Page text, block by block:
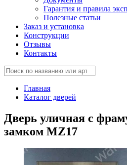
Гарантия и правила
Полезные статьи
Заказ и установка
Конструкции
Отзывы
Контакты
Главная
Каталог дверей
Дверь уличная с
замком MZ17